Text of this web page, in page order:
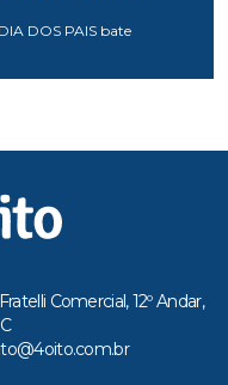
DOS PAIS bate
Comercial, 12º Andar,